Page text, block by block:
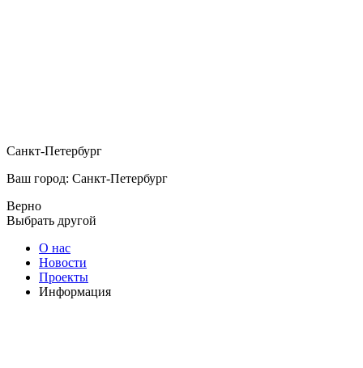
Санкт-Петербург
Ваш город: Санкт-Петербург
Верно
Выбрать другой
О нас
Новости
Проекты
Информация